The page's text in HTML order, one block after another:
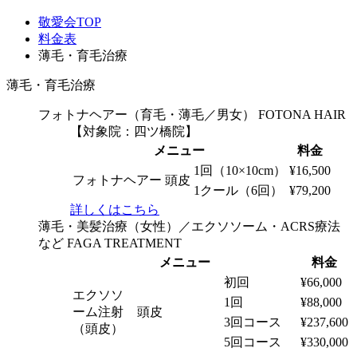
敬愛会TOP
料金表
薄毛・育毛治療
薄毛・育毛治療
フォトナヘアー（育毛・薄毛／男女） FOTONA HAIR
【対象院：四ツ橋院】
メニュー
料金
フォトナヘアー 頭皮
1回（10×10cm）
¥16,500
1クール（6回）
¥79,200
詳しくはこちら
薄毛・美髪治療（女性）／エクソソーム・ACRS療法
など FAGA TREATMENT
メニュー
料金
エクソソ
ーム注射
（頭皮）
頭皮
初回
¥66,000
1回
¥88,000
3回コース
¥237,600
5回コース
¥330,000